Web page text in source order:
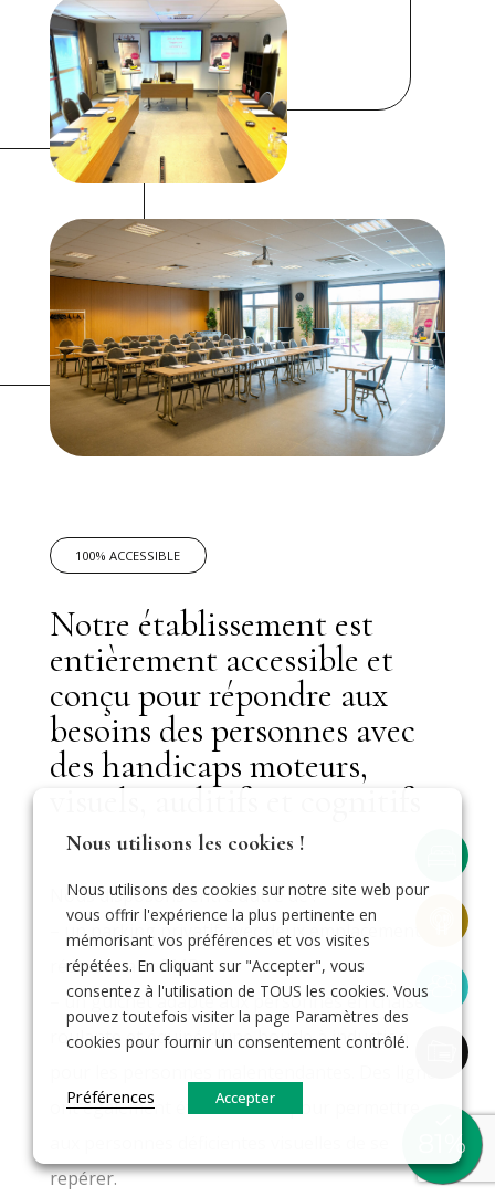
100% ACCESSIBLE
Notre établissement est
entièrement accessible et
conçu pour répondre aux
besoins des personnes avec
des handicaps moteurs,
visuels, auditifs et cognitifs
Nous disposons entre autre de :
– un parking privatif avec deux emplacements
réservés aux PMR
– un guichet adapté aux personnes en chaise
roulante et équipé d’une boucle à induction
ont également été installées pour permettre
repérer.
Nous utilisons les cookies !
Nous utilisons des cookies sur notre site web pour
vous offrir l'expérience la plus pertinente en
mémorisant vos préférences et vos visites
répétées. En cliquant sur "Accepter", vous
consentez à l'utilisation de TOUS les cookies. Vous
pouvez toutefois visiter la page Paramètres des
cookies pour fournir un consentement contrôlé.
Préférences Accepter